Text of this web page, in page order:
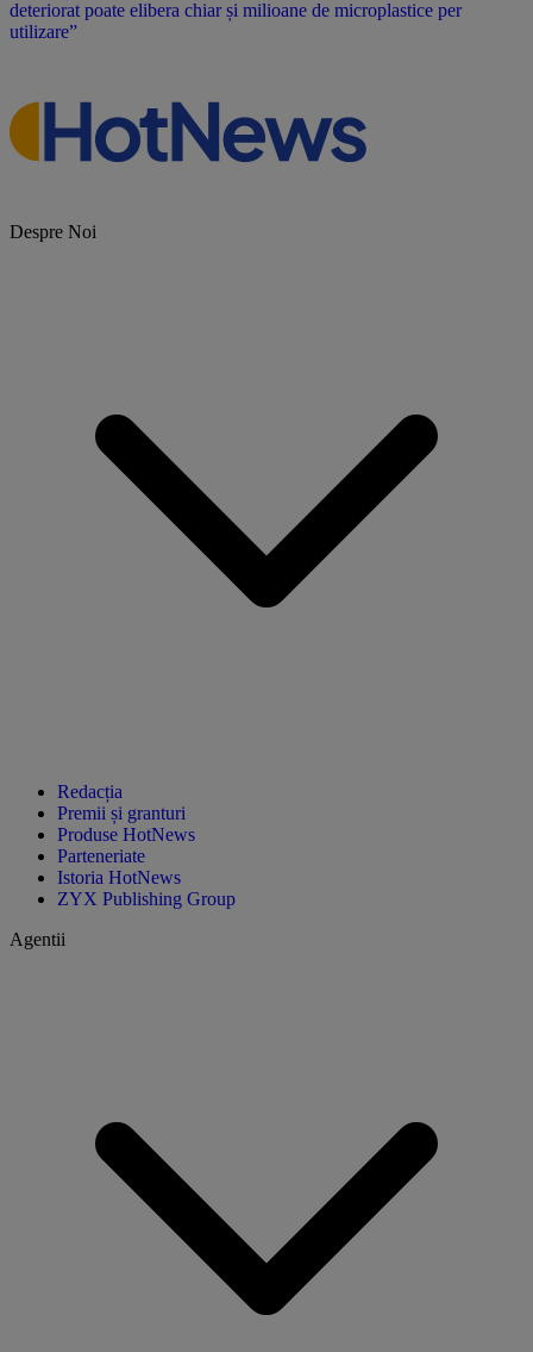
Despre Noi
Redacția
Premii și granturi
Produse HotNews
Parteneriate
Istoria HotNews
ZYX Publishing Group
Agentii